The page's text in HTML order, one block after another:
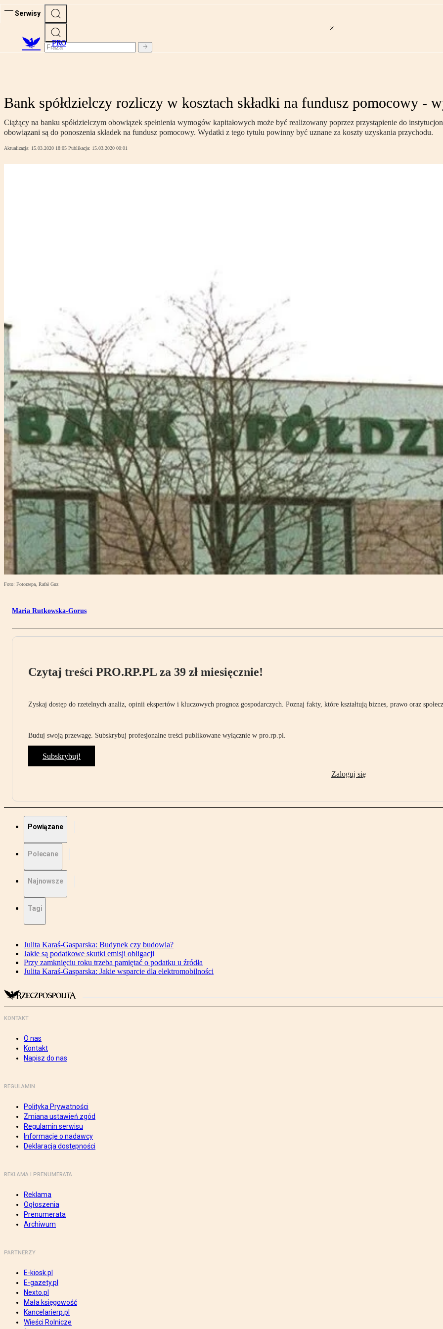
Serwisy
PRO
Bank spółdzielczy rozliczy w kosztach składki na fundusz pomocowy -
Ciążący na banku spółdzielczym obowiązek spełnienia wymogów kapitałowych może być realizowany poprzez przystąpienie do
obowiązani są do ponoszenia składek na fundusz pomocowy. Wydatki z tego tytułu powinny być uznane za koszty uzyskania przychodu.
Aktualizacja: 15.03.2020 18:05 Publikacja: 15.03.2020 00:01
Foto: Fotorzepa, Rafał Guz
Maria Rutkowska-Gorus
Czytaj treści PRO.RP.PL za 39 zł miesięcznie!
Zyskaj dostęp do rzetelnych analiz, opinii ekspertów i kluczowych prognoz gospodarczych. Poznaj fakty, które kształtują biznes, prawo oraz
Buduj swoją przewagę. Subskrybuj profesjonalne treści publikowane wyłącznie w pro.rp.pl.
Subskrybuj!
Zaloguj się
Powiązane
Polecane
Najnowsze
Tagi
Julita Karaś-Gasparska: Budynek czy budowla?
Jakie są podatkowe skutki emisji obligacji
Przy zamknięciu roku trzeba pamiętać o podatku u źródła
Julita Karaś-Gasparska: Jakie wsparcie dla elektromobilności
KONTAKT
O nas
Kontakt
Napisz do nas
REGULAMIN
Polityka Prywatności
Zmiana ustawień zgód
Regulamin serwisu
Informacje o nadawcy
Deklaracja dostępności
REKLAMA I PRENUMERATA
Reklama
Ogłoszenia
Prenumerata
Archiwum
PARTNERZY
E-kiosk.pl
E-gazety.pl
Nexto.pl
Mała księgowość
Kancelarierp.pl
Wieści Rolnicze